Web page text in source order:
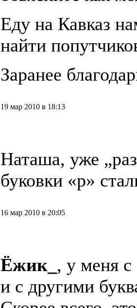
Еду на Кавказ
найти
Заранее
19 мар 2010 в 18:13
Наташа, уже
буковки «р»
16 мар 2010 в 20:05
Ёжик_ , у меня
и с другими